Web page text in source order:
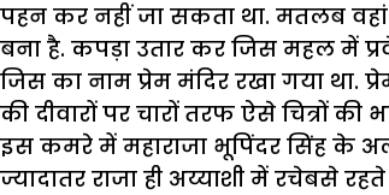
पहन कर नहीं जा सकता था. मतलब
बना है. कपड़ा उतार कर जिस महल में
जिस का नाम प्रेम मंदिर रखा गया था.
की दीवारों पर चारों तरफ ऐसे चित्रों
इस कमरे में महाराजा भूपिंदर सिंह के
ज्यादातर राजा ही अय्याशी में रचेबसे